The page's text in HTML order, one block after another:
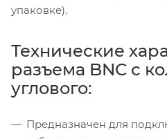
упаковке).
Технические
разъема BNC с
углового:
Предназначен для